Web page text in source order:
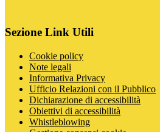
Sezione Link Utili
Cookie policy
Note legali
Informativa Privacy
Ufficio Relazioni con il Pubblico
Dichiarazione di accessibilità
Obiettivi di accessibilità
Whistleblowing